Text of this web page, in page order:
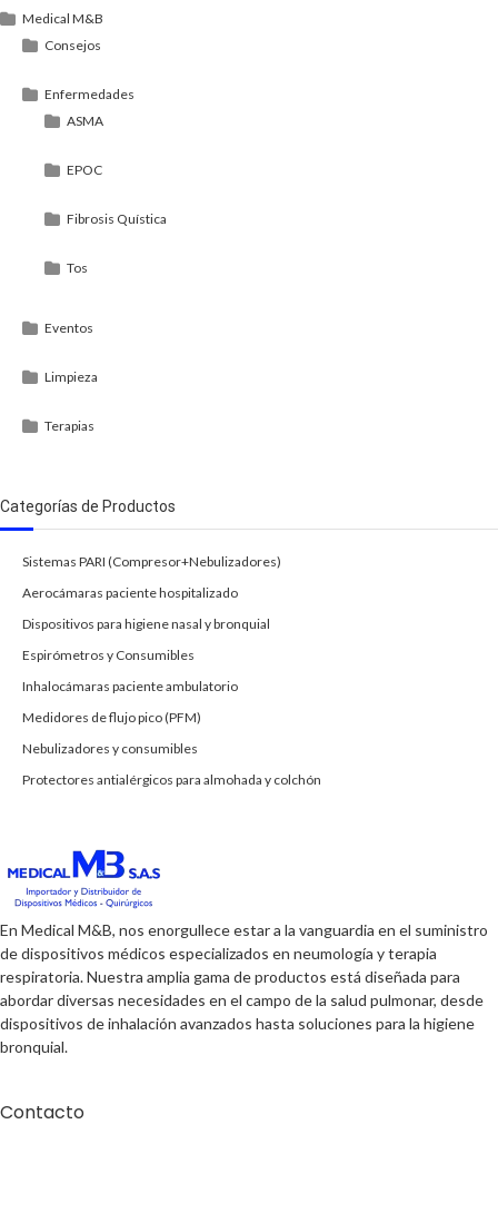
Medical M&B
Consejos
Enfermedades
ASMA
EPOC
Fibrosis Quística
Tos
Eventos
Limpieza
Terapias
Categorías de Productos
Sistemas PARI (Compresor+Nebulizadores)
Aerocámaras paciente hospitalizado
Dispositivos para higiene nasal y bronquial
Espirómetros y Consumibles
Inhalocámaras paciente ambulatorio
Medidores de flujo pico (PFM)
Nebulizadores y consumibles
Protectores antialérgicos para almohada y colchón
En Medical M&B, nos enorgullece estar a la vanguardia en el suministro
de dispositivos médicos especializados en neumología y terapia
respiratoria. Nuestra amplia gama de productos está diseñada para
abordar diversas necesidades en el campo de la salud pulmonar, desde
dispositivos de inhalación avanzados hasta soluciones para la higiene
bronquial.
Contacto